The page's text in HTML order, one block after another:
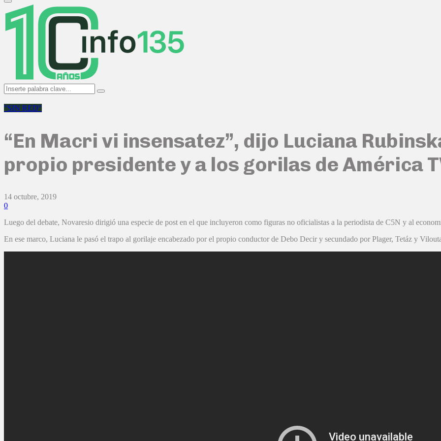
Primary
Menu
Search
for:
Search
"SIN RED"
“En Macri vi insensatez”, dijo Luciana
propio presidente y a los gorilas de América
14 octubre, 2019
0
Luego del debate, Novaresio dirigió una especie de post en el que incluyeron como figuras no oficialistas a la periodista de C5N y al
En ese marco, Luciana le pasó el trapo al gorilaje encabezado por el propio conductor de Debo Decir y secundado por Plager, Tetáz y